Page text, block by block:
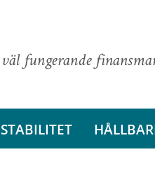
väl fungerande
STABILITET